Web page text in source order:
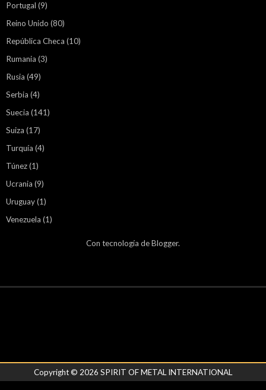
Portugal (9)
Reino Unido (80)
República Checa (10)
Rumania (3)
Rusia (49)
Serbia (4)
Suecia (141)
Suiza (17)
Turquía (4)
Túnez(1)
Ucrania (9)
Uruguay(1)
Venezuela (1)
Con tecnología deBlogger.
Copyright © 2026 SPIRIT OF METAL INTERNATIONAL